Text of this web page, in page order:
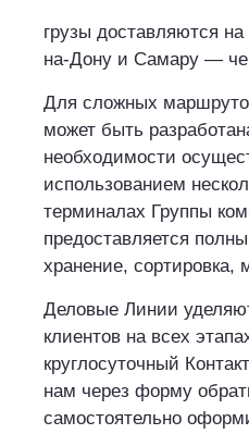
грузы доставляются
на-Дону и Самару —
Для сложных
может быть
необходимости
использованием
терминалах Группы
предоставляется
хранение, сортировка,
Деловые Линии
клиентов на всех
круглосуточный
нам через форму
самостоятельно